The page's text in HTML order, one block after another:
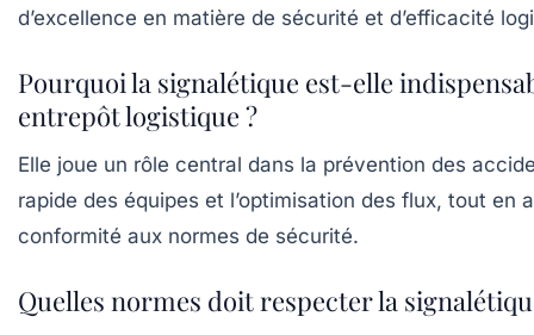
d’excellence en matière de sécurité et d’efficacité
Pourquoi la signalétique est-elle
entrepôt logistique ?
Elle joue un rôle central dans la prévention des
rapide des équipes et l’optimisation des flux, tout en
conformité aux normes de sécurité.
Quelles normes doit respecter la